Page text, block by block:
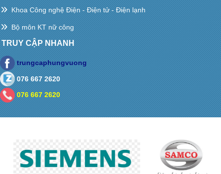
Khoa Công nghệ Điện - Điện tử - Điện lạnh
Bộ môn KT nữ công
TRUY CẬP NHANH
trungcaphungvuong
076 667 2620
076 667 2620